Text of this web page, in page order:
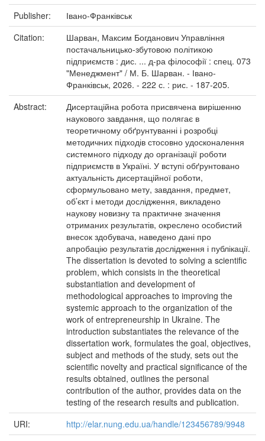
Publisher:
Івано-Франківськ
Citation:
Шарван, Максим Богданович Управління
постачальницько-збутовою політикою
підприємств : дис. ... д-ра філософії : спец. 073
"Менеджмент" / М. Б. Шарван. - Івано-
Франківськ, 2026. - 222 с. : рис. - 187-205.
Abstract:
Дисертаційна робота присвячена вирішенню
наукового завдання, що полягає в
теоретичному обґрунтуванні і розробці
методичних підходів стосовно удосконалення
системного підходу до організації роботи
підприємств в Україні. У вступі обґрунтовано
актуальність дисертаційної роботи,
сформульовано мету, завдання, предмет,
об’єкт і методи дослідження, викладено
наукову новизну та практичне значення
отриманих результатів, окреслено особистий
внесок здобувача, наведено дані про
апробацію результатів дослідження і публікації.
The dissertation is devoted to solving a scientific
problem, which consists in the theoretical
substantiation and development of
methodological approaches to improving the
systemic approach to the organization of the
work of entrepreneurship in Ukraine. The
introduction substantiates the relevance of the
dissertation work, formulates the goal, objectives,
subject and methods of the study, sets out the
scientific novelty and practical significance of the
results obtained, outlines the personal
contribution of the author, provides data on the
testing of the research results and publication.
URI:
http://elar.nung.edu.ua/handle/123456789/9948